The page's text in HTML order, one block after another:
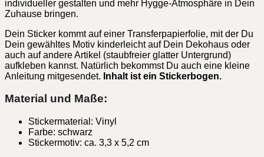
individueller gestalten und mehr Hygge-Atmosphäre in Dein
Zuhause bringen.
Dein Sticker kommt auf einer Transferpapierfolie, mit der Du
Dein gewähltes Motiv kinderleicht auf Dein Dekohaus oder
auch auf andere Artikel (staubfreier glatter Untergrund)
aufkleben kannst. Natürlich bekommst Du auch eine kleine
Anleitung mitgesendet. Inhalt ist ein Stickerbogen.
Material und Maße:
Stickermaterial: Vinyl
Farbe: schwarz
Stickermotiv: ca. 3,3 x 5,2 cm